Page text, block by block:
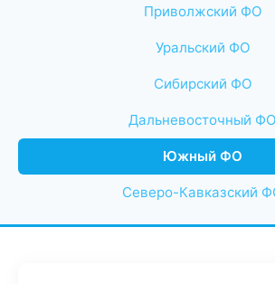
Приволжский ФО
Уральский ФО
Сибирский ФО
Дальневосточный ФО
Южный ФО
Северо-Кавказский